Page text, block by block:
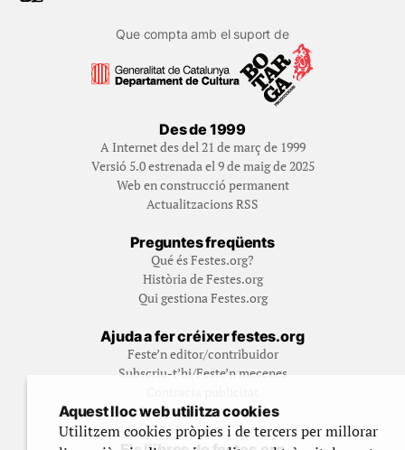
Que compta amb el suport de
Des de 1999
A Internet des del 21 de març de 1999
Versió 5.0 estrenada el 9 de maig de 2025
Web en construcció permanent
Actualitzacions RSS
Preguntes freqüents
Qué és Festes.org?
Història de Festes.org
Qui gestiona Festes.org
Ajuda a fer créixer festes.org
Feste’n editor/contribuidor
Subscriu-t’hi/Feste’n mecenes
Fes un donatiu puntual
Aquest lloc web utilitza cookies
Utilitzem cookies pròpies i de tercers per millorar